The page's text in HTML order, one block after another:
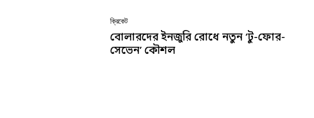
ক্রিকেট
বোলারদের ইনজুরি রোধে নতুন ‘টু-ফোর-
সেভেন’ কৌশল